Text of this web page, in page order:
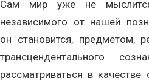
Сам мир уже не
независимого от нашей
он становится, предметом,
трансцендентального
рассматриваться в качестве